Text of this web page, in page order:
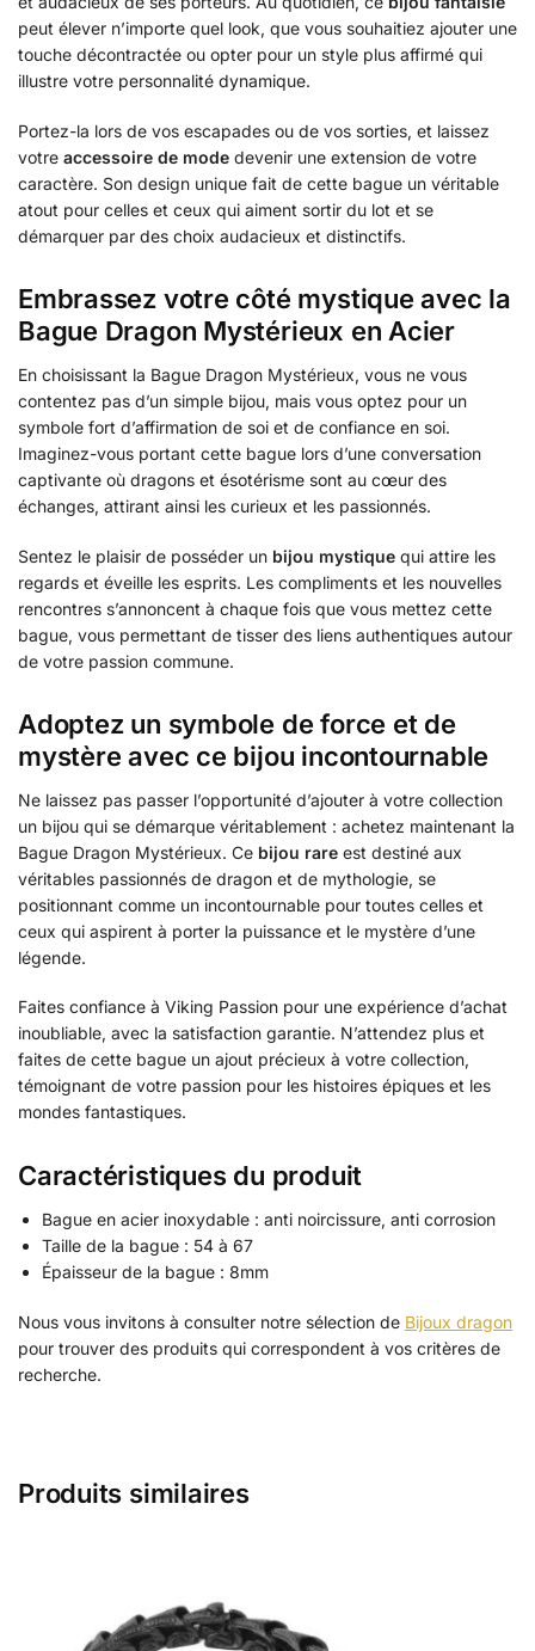
peut élever n’importe quel look, que vous souhaitiez ajouter une
touche décontractée ou opter pour un style plus affirmé qui
illustre votre personnalité dynamique.
Portez-la lors de vos escapades ou de vos sorties, et laissez
votre accessoire de mode devenir une extension de votre
caractère. Son design unique fait de cette bague un véritable
atout pour celles et ceux qui aiment sortir du lot et se
démarquer par des choix audacieux et distinctifs.
Embrassez votre côté mystique avec la
Bague Dragon Mystérieux en Acier
En choisissant la Bague Dragon Mystérieux, vous ne vous
contentez pas d’un simple bijou, mais vous optez pour un
symbole fort d’affirmation de soi et de confiance en soi.
Imaginez-vous portant cette bague lors d’une conversation
captivante où dragons et ésotérisme sont au cœur des
échanges, attirant ainsi les curieux et les passionnés.
Sentez le plaisir de posséder un bijou mystique qui attire les
regards et éveille les esprits. Les compliments et les nouvelles
rencontres s’annoncent à chaque fois que vous mettez cette
bague, vous permettant de tisser des liens authentiques autour
de votre passion commune.
Adoptez un symbole de force et de
mystère avec ce bijou incontournable
Ne laissez pas passer l’opportunité d’ajouter à votre collection
un bijou qui se démarque véritablement : achetez maintenant la
Bague Dragon Mystérieux. Ce bijou rare est destiné aux
véritables passionnés de dragon et de mythologie, se
positionnant comme un incontournable pour toutes celles et
ceux qui aspirent à porter la puissance et le mystère d’une
légende.
Faites confiance à Viking Passion pour une expérience d’achat
inoubliable, avec la satisfaction garantie. N’attendez plus et
faites de cette bague un ajout précieux à votre collection,
témoignant de votre passion pour les histoires épiques et les
mondes fantastiques.
Caractéristiques du produit
Bague en acier inoxydable : anti noircissure, anti corrosion
Taille de la bague : 54 à 67
Épaisseur de la bague : 8mm
Nous vous invitons à consulter notre sélection de Bijoux dragon
pour trouver des produits qui correspondent à vos critères de
recherche.
Produits similaires